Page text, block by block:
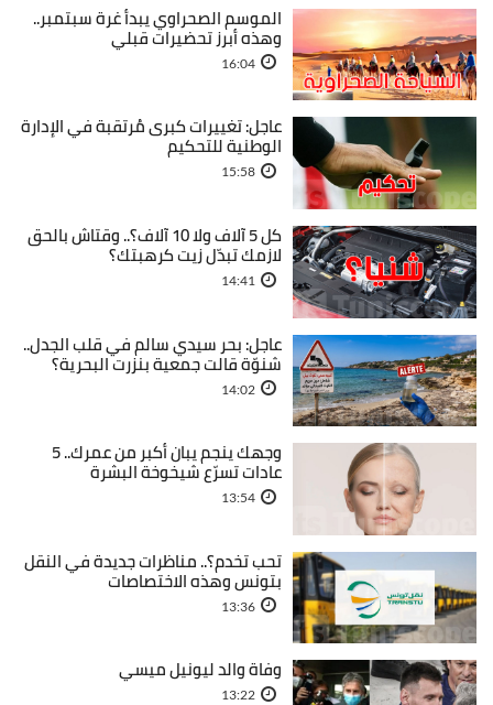
الموسم الصحراوي يبدأ غرة سبتمبر..
وهذه أبرز تحضيرات قبلي
16:04
عاجل: تغييرات كبرى مُرتقبة في الإدارة
الوطنية للتحكيم
15:58
كل 5 آلاف ولا 10 آلاف؟.. وقتاش بالحق
لازمك تبدّل زيت كرهبتك؟
14:41
عاجل: بحر سيدي سالم في قلب الجدل..
شنوّة قالت جمعية بنزرت البحرية؟
14:02
وجهك ينجم يبان أكبر من عمرك.. 5
عادات تسرّع شيخوخة البشرة
13:54
تحب تخدم؟.. مناظرات جديدة في النقل
بتونس وهذه الاختصاصات
13:36
وفاة والد ليونيل ميسي
13:22